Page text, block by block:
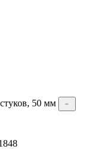
50 мм
﹣